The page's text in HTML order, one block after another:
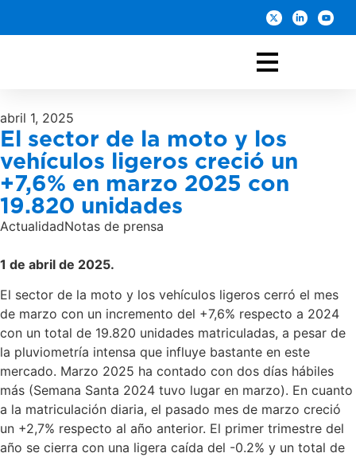
abril 1, 2025
El sector de la moto y los
vehículos ligeros creció un
+7,6% en marzo 2025 con
19.820 unidades
ActualidadNotas de prensa
1 de abril de 2025.
El sector de la moto y los vehículos ligeros cerró el mes
de marzo con un incremento del +7,6% respecto a 2024
con un total de 19.820 unidades matriculadas, a pesar de
la pluviometría intensa que influye bastante en este
mercado. Marzo 2025 ha contado con dos días hábiles
más (Semana Santa 2024 tuvo lugar en marzo). En cuanto
a la matriculación diaria, el pasado mes de marzo creció
un +2,7% respecto al año anterior. El primer trimestre del
año se cierra con una ligera caída del -0.2% y un total de